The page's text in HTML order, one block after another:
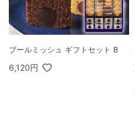
ブールミッシュ ギフトセット B
6,120円